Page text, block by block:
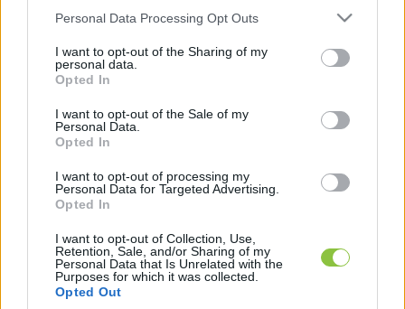
Please note that this website/app uses one or more Google
not limited to your visit or usage behaviour. You may click to
grant or deny consent to Google and its third-party tags to
use your data for below specified purposes in below Google
consent section.
Personal Data Processing Opt Outs
I want to opt-out of the Sharing of my
personal data.
Opted In
I want to opt-out of the Sale of my
Personal Data.
Opted In
I want to opt-out of processing my
Personal Data for Targeted Advertising.
Opted In
I want to opt-out of Collection, Use,
Retention, Sale, and/or Sharing of my
Personal Data that Is Unrelated with the
Purposes for which it was collected.
Opted Out
hangfelvételt is bemutatott, amely szerinte arra
szereplők lejáratására alkalmas anyagok
szerint a felvételen elhangzó utalások – köztük
Magyar Péter nevének említése – nem
véletlenszerűek, és beleillenek abba a
mintázatba, amely szerint a hivatal ellenzéki
Sebők Krisztián az interjúban arról is beszélt,
hogy 2010 után a titkosszolgálatok működése